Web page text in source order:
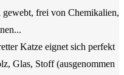
gewebt, frei von Chemikalien,
Katze eignet sich perfekt
Glas, Stoff (ausgenommen